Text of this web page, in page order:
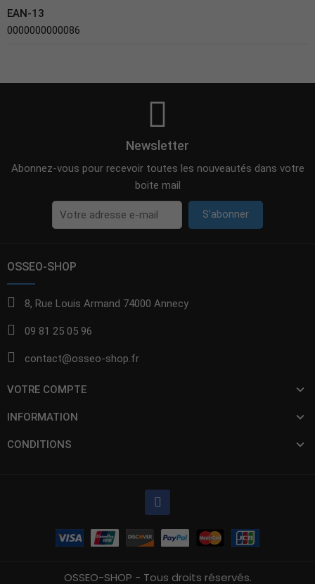
EAN-13
0000000000086
Newsletter
Abonnez-vous pour recevoir toutes les nouveautés dans votre
boite mail
S’abonner
OSSEO-SHOP
8, Rue Louis Armand 74000 Annecy
09 81 25 05 96
contact@osseo-shop.fr
VOTRE COMPTE
INFORMATION
CONDITIONS
OSSEO-SHOP - Tous droits réservés.